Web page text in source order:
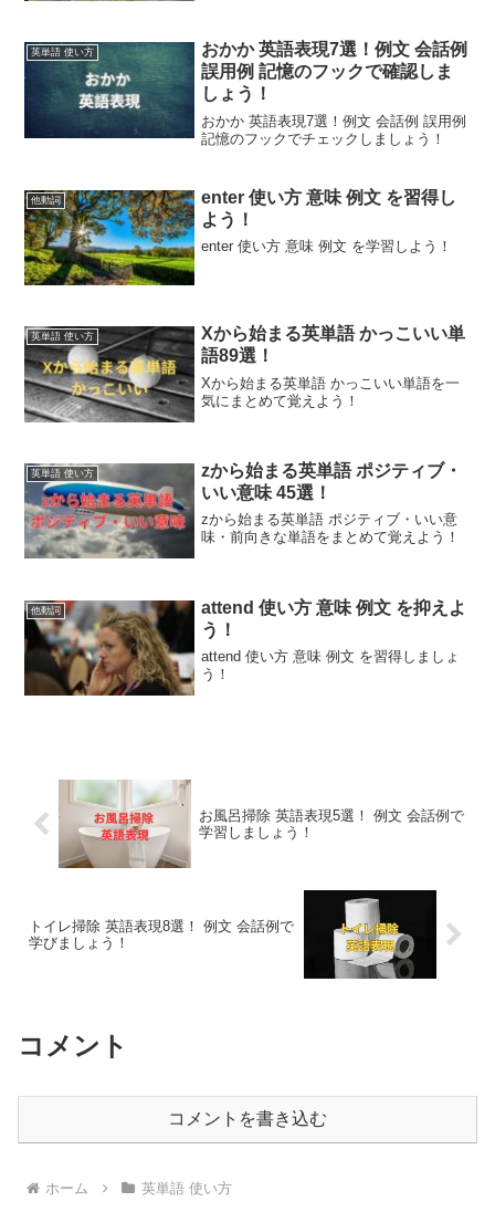
英単語 使い方
おかか 英語表現7選！例文 会話例
誤用例 記憶のフックで確認しま
しょう！
おかか 英語表現7選！例文 会話例 誤用例
記憶のフックでチェックしましょう！
他動詞
enter 使い方 意味 例文 を習得し
よう！
enter 使い方 意味 例文 を学習しよう！
英単語 使い方
Xから始まる英単語 かっこいい単
語89選！
Xから始まる英単語 かっこいい単語を一
気にまとめて覚えよう！
英単語 使い方
zから始まる英単語 ポジティブ・
いい意味 45選！
zから始まる英単語 ポジティブ・いい意
味・前向きな単語をまとめて覚えよう！
他動詞
attend 使い方 意味 例文 を抑えよ
う！
attend 使い方 意味 例文 を習得しましょ
う！
お風呂掃除 英語表現5選！ 例文 会話例で
学習しましょう！
トイレ掃除 英語表現8選！ 例文 会話例で
学びましょう！
コメント
コメントを書き込む
ホーム 英単語 使い方